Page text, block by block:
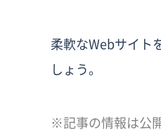
柔軟なWebサイト
しょう。
※記事の情報は公